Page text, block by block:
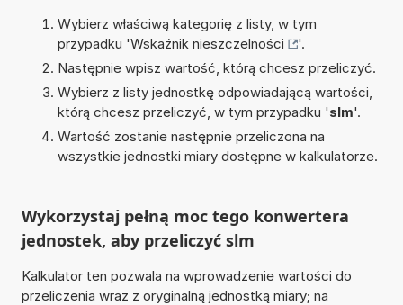
Wybierz właściwą kategorię z listy, w tym
przypadku 'Wskaźnik nieszczelności
'.
Następnie wpisz wartość, którą chcesz przeliczyć.
Wybierz z listy jednostkę odpowiadającą wartości,
którą chcesz przeliczyć, w tym przypadku 'slm'.
Wartość zostanie następnie przeliczona na
wszystkie jednostki miary dostępne w kalkulatorze.
Wykorzystaj pełną moc tego konwertera
jednostek, aby przeliczyć slm
Kalkulator ten pozwala na wprowadzenie wartości do
przeliczenia wraz z oryginalną jednostką miary; na